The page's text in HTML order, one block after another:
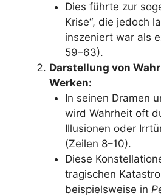
Dies führte zur
Krise“, die jedoch
inszeniert war als
59–63).
Darstellung von
Werken:
In seinen Dramen
wird Wahrheit oft
Illusionen oder
(Zeilen 8–10).
Diese
tragischen
beispielsweise in